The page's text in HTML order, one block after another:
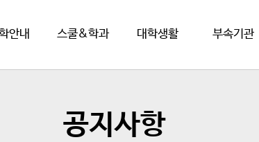
안내 스쿨&학과 대학생활 부속기관
공지사항